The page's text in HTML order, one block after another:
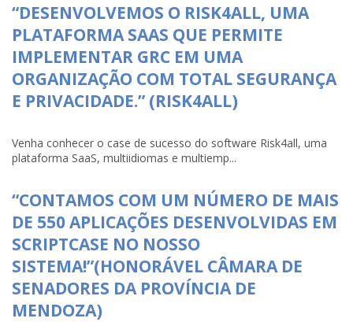
“DESENVOLVEMOS O RISK4ALL, UMA
PLATAFORMA SAAS QUE PERMITE
IMPLEMENTAR GRC EM UMA
ORGANIZAÇÃO COM TOTAL SEGURANÇA
E PRIVACIDADE.” (RISK4ALL)
Venha conhecer o case de sucesso do software Risk4all, uma
plataforma SaaS, multiidiomas e multiemp...
“CONTAMOS COM UM NÚMERO DE MAIS
DE 550 APLICAÇÕES DESENVOLVIDAS EM
SCRIPTCASE NO NOSSO
SISTEMA!”(HONORÁVEL CÂMARA DE
SENADORES DA PROVÍNCIA DE
MENDOZA)